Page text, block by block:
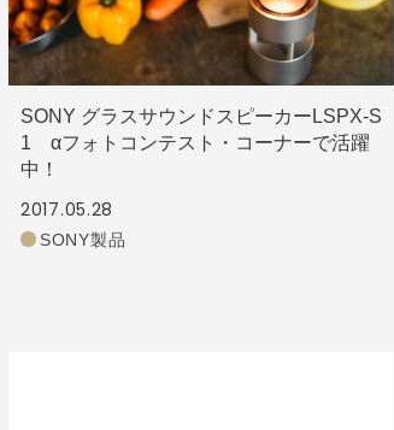
SONY グラスサウンドスピーカーLSPX-S
1 αフォトコンテスト・コーナーで活躍
中！
2017.05.28
SONY製品